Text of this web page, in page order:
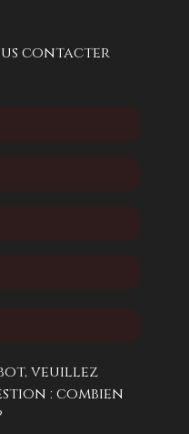
contacter
veuillez
: combien